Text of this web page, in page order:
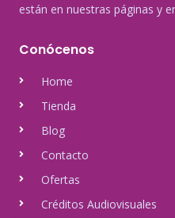
están en nuestras páginas y
Conócenos
Home
Tienda
Blog
Contacto
Ofertas
Créditos Audiovisuales